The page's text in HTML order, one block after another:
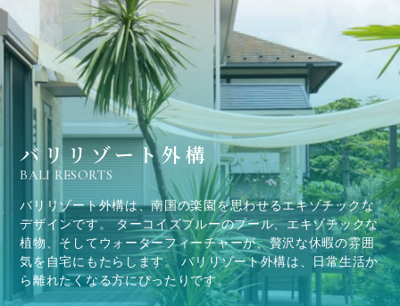
バリリゾート外構
BALI RESORTS
バリリゾート外構は、南国の楽園を思わせるエキゾチックな
デザインです。 ターコイズブルーのプール、エキゾチックな
植物、そしてウォーターフィーチャーが、贅沢な休暇の雰囲
気を自宅にもたらします。 バリリゾート外構は、日常生活か
ら離れたくなる方にぴったりです。